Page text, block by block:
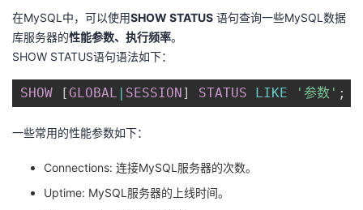
在MySQL中，可以使用SHOW STATUS 语句查询一些MySQL数据
库服务器的性能参数、执行频率。
SHOW STATUS语句语法如下：
SHOW [GLOBAL | SESSION] STATUS LIKE '参数' ;
一些常用的性能参数如下：
Connections: 连接MySQL服务器的次数。
Uptime: MySQL服务器的上线时间。